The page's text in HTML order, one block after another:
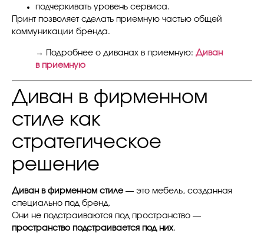
подчеркивать уровень сервиса.
Принт позволяет сделать приемную частью общей
коммуникации бренда.
→ Подробнее о диванах в приемную: Диван
в приемную
Диван в фирменном
стиле как
стратегическое
решение
Диван в фирменном стиле — это мебель, созданная
специально под бренд.
Они не подстраиваются под пространство —
пространство подстраивается под них.